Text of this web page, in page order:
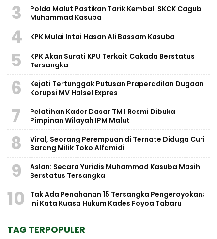
3
Polda Malut Pastikan Tarik Kembali SKCK Cagub
Muhammad Kasuba
4 KPK Mulai Intai Hasan Ali Bassam Kasuba
5
KPK Akan Surati KPU Terkait Cakada Berstatus
Tersangka
6
Kejati Tertunggak Putusan Praperadilan Dugaan
Korupsi MV Halsel Expres
7
Pelatihan Kader Dasar TM I Resmi Dibuka
Pimpinan Wilayah IPM Malut
8
Viral, Seorang Perempuan di Ternate Diduga Curi
Barang Milik Toko Alfamidi
9
Aslan: Secara Yuridis Muhammad Kasuba Masih
Berstatus Tersangka
10
Tak Ada Penahanan 15 Tersangka Pengeroyokan;
Ini Kata Kuasa Hukum Kades Foyoa Tabaru
TAG TERPOPULER